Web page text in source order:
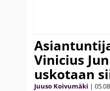
Vinicius
uskotaan
Juuso Koivumäki |